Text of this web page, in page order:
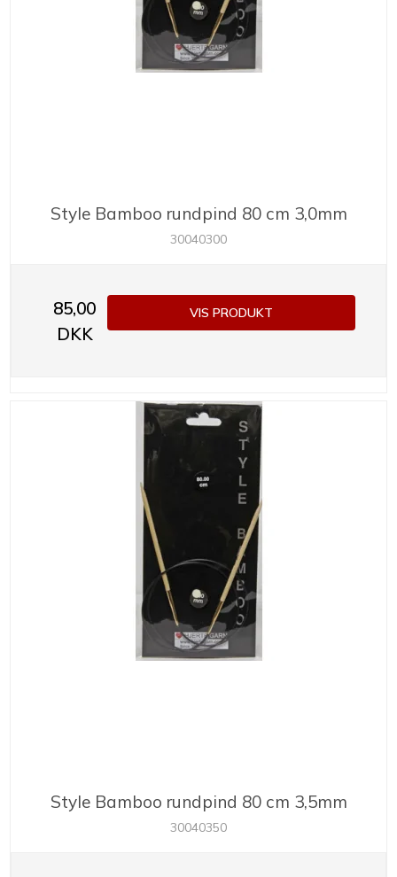
Style Bamboo rundpind 80 cm 3,0mm
30040300
85,00
DKK
VIS PRODUKT
Style Bamboo rundpind 80 cm 3,5mm
30040350